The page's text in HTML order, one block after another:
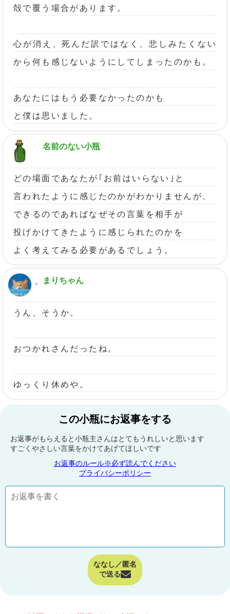
殻で覆う場合があります。
心が消え、死んだ訳ではなく、悲しみたくない
から何も感じないようにしてしまったのかも。
あなたにはもう必要なかったのかも
と僕は思いました。
名前のない小瓶
どの場面であなたが｢お前はいらない｣と
言われたように感じたのかがわかりませんが、
できるのであればなぜその言葉を相手が
投げかけてきたように感じられたのかを
よく考えてみる必要があるでしょう。
まりちゃん
うん、そうか。
おつかれさんだったね。
ゆっくり休めや。
この小瓶にお返事をする
お返事がもらえると小瓶主さんはとてもうれしいと思います
すごくやさしい言葉をかけてあげてほしいです
お返事のルール※必ず読んでください
プライバシーポリシー
ななし／匿名
で送る